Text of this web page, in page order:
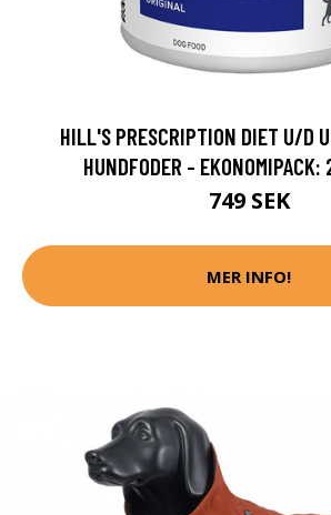
HILL'S PRESCRIPTION DIET U/D
HUNDFODER -
749 SEK
MER INFO!